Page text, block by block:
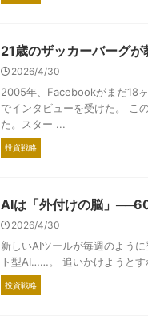
21歳のザッカーバーグ
2026/4/30
2005年、Facebookがまだ18
でインタビューを受けた。 こ
た。スター ...
投資戦略
AIは「外付けの脳」
2026/4/30
新しいAIツールが毎週のよう
ト型AI……。 追いかけようと
投資戦略